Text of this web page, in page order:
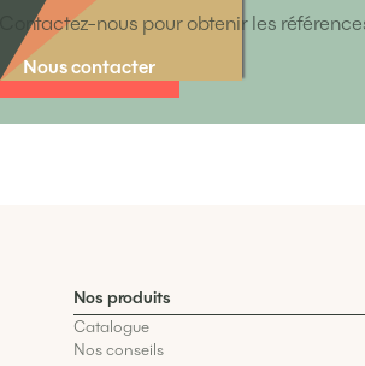
Contactez-nous pour obtenir les
Nous contacter
Nos produits
Catalogue
Nos conseils